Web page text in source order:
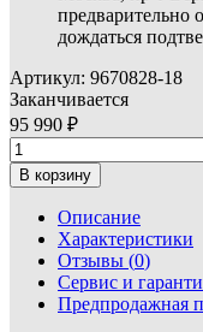
предварительно
дождаться
Артикул: 9670828-18
Заканчивается
95 990
В корзину
Описание
Характеристики
Отзывы (0)
Сервис и
Предпродажная